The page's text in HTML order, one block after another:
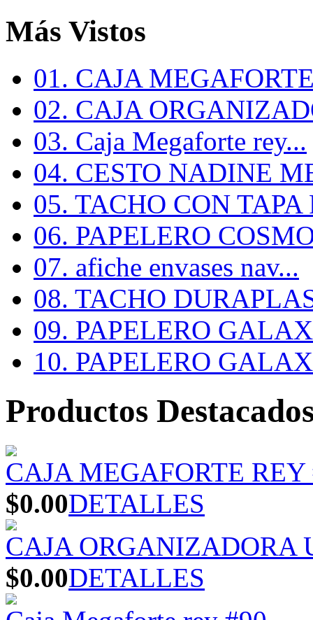
Más Vistos
01. CAJA
02. CAJA
03. Caja Megaforte rey...
04. CESTO NADINE
05. TACHO CON TAPA
06. PAPELERO
07. afiche envases nav...
08. TACHO
09. PAPELERO
10. PAPELERO
Productos
CAJA MEGAFORTE
$0.00DETALLES
CAJA ORGANIZADORA
$0.00DETALLES